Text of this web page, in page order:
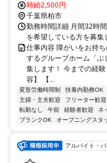
り車で10～15分
時給2,500円
千葉県柏市
勤務時間詳細 月間32時
を希望している方を募集
仕事内容 障がいをお持
するグループホーム「ぶ
集します！ 今までの経
容】 【...
変形労働時間制 扶養内勤務OK
主婦・主夫歓迎
フリーター歓迎
転勤なし
午前 経験者歓迎 ネ
ブランクOK
オープニングスタ
アルバイト・パ